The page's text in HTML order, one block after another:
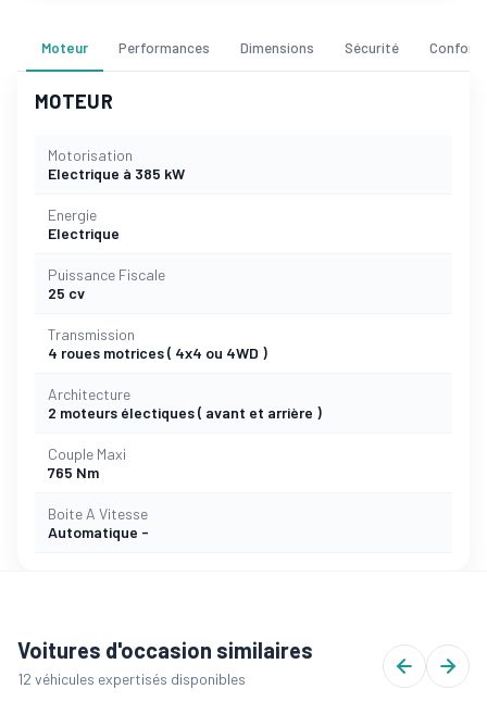
Moteur Performances Dimensions Sécurité Confort
MOTEUR
Motorisation
Electrique à 385 kW
Energie
Electrique
Puissance Fiscale
25 cv
Transmission
4 roues motrices ( 4x4 ou 4WD )
Architecture
2 moteurs électiques ( avant et arrière )
Couple Maxi
765 Nm
Boite A Vitesse
Automatique -
Voitures d'occasion similaires
12 véhicules expertisés disponibles